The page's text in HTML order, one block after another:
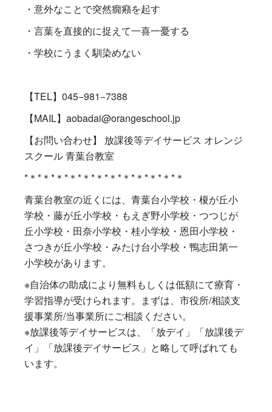
・意外なことで突然癇癪を起す
・言葉を直接的に捉えて一喜一憂する
・学校にうまく馴染めない
【TEL】045−981−7388
【MAIL】aobadai@orangeschool.jp
【お問い合わせ】 放課後等デイサービス オレンジ
スクール 青葉台教室
*＊*＊*＊*＊*＊*＊*＊*＊*＊*＊*＊*＊
青葉台教室の近くには、青葉台小学校・榎が丘小
学校・藤が丘小学校・もえぎ野小学校・つつじが
丘小学校・田奈小学校・桂小学校・恩田小学校・
さつきが丘小学校・みたけ台小学校・鴨志田第一
小学校があります。
※自治体の助成により無料もしくは低額にて療育・
学習指導が受けられます。まずは、市役所/相談支
援事業所/当事業所にご相談ください。
※放課後等デイサービスは、「放デイ」「放課後デ
イ」「放課後デイサービス」と略して呼ばれても
います。